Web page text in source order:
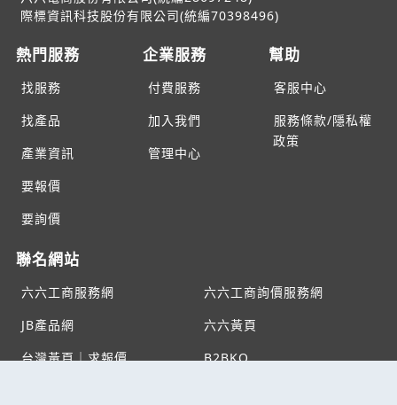
際標資訊科技股份有限公司(統編70398496)
熱門服務
找服務
找產品
產業資訊
要報價
要詢價
企業服務
付費服務
加入我們
管理中心
幫助
客服中心
服務條款/隱私權
政策
聯名網站
六六工商服務網
六六工商詢價服務網
JB產品網
六六黃頁
台灣黃頁｜求報價
B2BKO